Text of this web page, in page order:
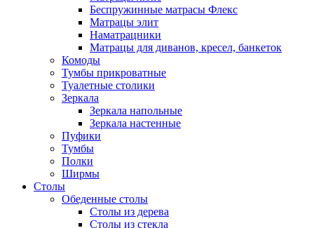
Беспружинные матрасы Флекс
Матрацы элит
Наматрацники
Матрацы для диванов, кресел, банкеток
Комоды
Тумбы прикроватные
Туалетные столики
Зеркала
Зеркала напольные
Зеркала настенные
Пуфики
Тумбы
Полки
Ширмы
Столы
Обеденные столы
Столы из дерева
Столы из стекла